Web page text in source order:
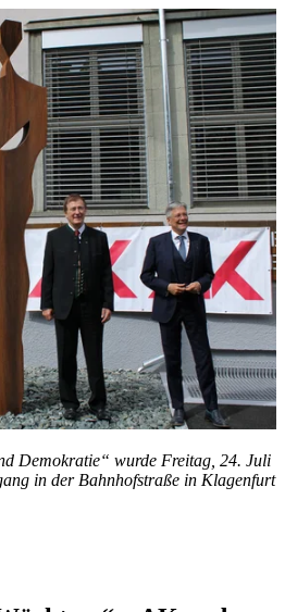
Demokratie“ wurde Freitag, 24. Juli
in der Bahnhofstraße in Klagenfurt